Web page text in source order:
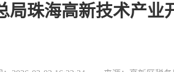
局珠海高新技术产业